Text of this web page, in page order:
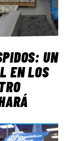
UN
EN LOS